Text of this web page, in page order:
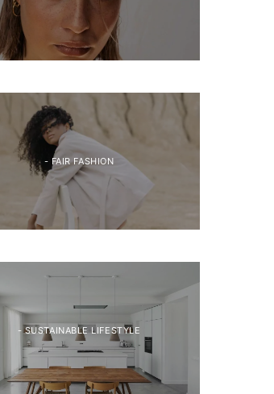
- FAIR FASHION
- SUSTAINABLE LIFESTYLE